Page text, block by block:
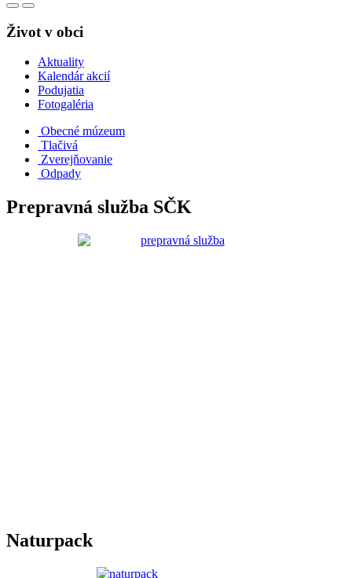
Život v obci
Aktuality
Kalendár akcií
Podujatia
Fotogaléria
Obecné múzeum
Tlačivá
Zverejňovanie
Odpady
Prepravná služba SČK
Naturpack